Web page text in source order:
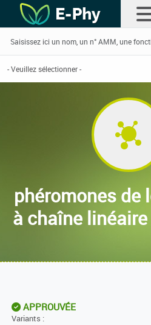
phéromones de
à chaîne
APPROUVÉE
Variants :